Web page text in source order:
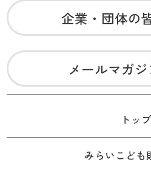
企業・団体の
メールマガ
トップ
みらいこども